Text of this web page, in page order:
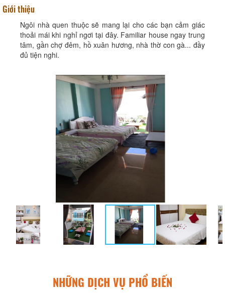
Giới thiệu
Ngôi nhà quen thuộc sẽ mang lại cho các bạn cảm giác
thoải mái khi nghỉ ngơi tại đây. Familiar house ngay trung
tâm, gần chợ đêm, hồ xuân hương, nhà thờ con gà... đầy
đủ tiện nghi.
NHỮNG DỊCH VỤ PHỔ BIẾN